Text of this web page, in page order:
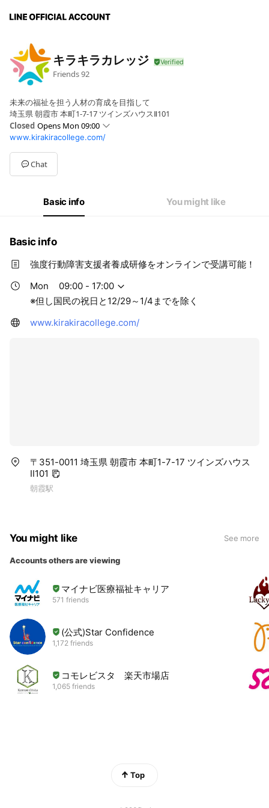
キラキラカレッジ
Friends92
未来の福祉を担う人材の育成を目指して
埼玉県 朝霞市 本町1-7-17 ツインズハウスⅡ101
Closed Opens Mon 09:00
SunClosed
Mon09:00 - 17:00
Tue09:00 - 17:00
Wed09:00 - 17:00
09:00 - 17:00
Closed
※但し国民の祝日と12/29～1/4までを除く
www.kirakiracollege.com/
Chat
Basic info You might like
Basic info
強度行動障害支援者養成研修をオンラインで受講可能！
Mon
09:00 - 17:00
※但し国民の祝日と12/29～1/4までを除く
www.kirakiracollege.com/
〒351-0011 埼玉県 朝霞市 本町1-7-17 ツインズハウス
Ⅱ101
朝霞駅
You might like See more
Accounts others are viewing
マイナビ医療福祉キャリア
571 friends
(公式)Star Confidence
1,172 friends
コモレビスタ 楽天市場店
1,065 friends
Top